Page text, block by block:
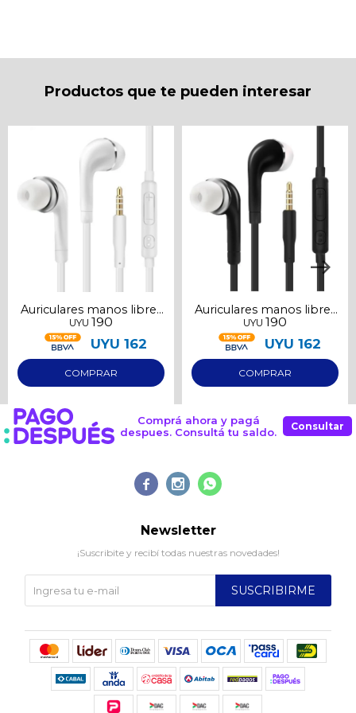
Productos que te pueden interesar
Auriculares manos libres
blancos 3.5mm
UYU 190
UYU 162
Auriculares manos libres
negros 3.5mm
UYU 190
UYU 162
Comprá ahora y pagá
despues. Consultá tu saldo.
Consultar
  
Newsletter
¡Suscribite y recibí todas nuestras novedades!
SUSCRIBIRME